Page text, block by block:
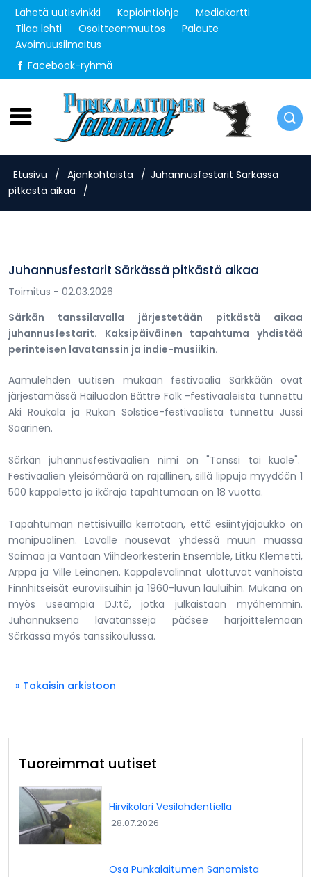
Lähetä uutisvinkki Kopiointiohje
Mediakortti
Tilaa lehti
Osoitteenmuutos
Palaute
Avoimuusilmoitus
Facebook-ryhmä
Sunnuntai 9.8.2026
Etusivu / Ajankohtaista / Juhannusfestarit Särkässä
pitkästä aikaa
/
Juhannusfestarit Särkässä pitkästä aikaa
Toimitus - 02.03.2026
Särkän tanssilavalla järjestetään pitkästä aikaa
juhannusfestarit. Kaksipäiväinen tapahtuma yhdistää
perinteisen lavatanssin ja indie-musiikin.
Aamulehden uutisen mukaan festivaalia Särkkään ovat
järjestämässä Hailuodon Bättre Folk -festivaaleista tunnettu
Aki Roukala ja Rukan Solstice-festivaalista tunnettu Jussi
Saarinen.
Särkän juhannusfestivaalien nimi on "Tanssi tai kuole".
Festivaalien yleisömäärä on rajallinen, sillä lippuja myydään 1
500 kappaletta ja ikäraja tapahtumaan on 18 vuotta.
Tapahtuman nettisivuilla kerrotaan, että esiintyjäjoukko on
monipuolinen. Lavalle nousevat yhdessä muun muassa
Saimaa ja Vantaan Viihdeorkesterin Ensemble, Litku Klemetti,
Arppa ja Ville Leinonen. Kappalevalinnat ulottuvat vanhoista
Finnhitseisät euroviisuihin ja 1960-luvun lauluihin. Mukana on
myös useampia DJ:tä, jotka julkaistaan myöhemmin.
Juhannuksena lavatansseja pääsee harjoittelemaan
Särkässä myös tanssikoulussa.
» Takaisin arkistoon
Tuoreimmat uutiset
Hirvikolari Vesilahdentiellä
28.07.2026
Osa Punkalaitumen Sanomista